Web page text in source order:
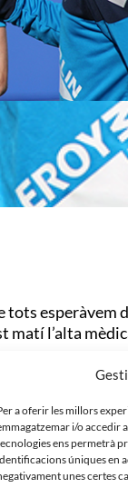
a oferir les millors
i/o accedir
ens permetrà
úniques en
unes certes
esperàvem
matí l’alta
trencament
se
el seu